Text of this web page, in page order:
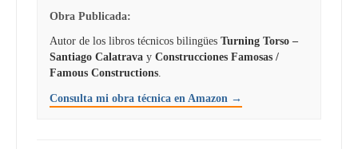
Obra Publicada:
Autor de los libros técnicos bilingües Turning Torso –
Santiago Calatrava y Construcciones Famosas /
Famous Constructions
Consulta mi obra técnica en Amazon →